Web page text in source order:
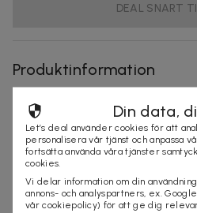
DEAL SNART
Produktinformation
Storlek: 17.5cm + 3cm kedja
Vikt: 7g
Stendetaljer: Zirkon
Material: 24K guldpläterat
Villkor
Frakt tillkommer
Din data,
Let’s deal använder cookies för att
personalisera vår tjänst och anpassa
fortsätta använda våra tjänster
cookies.
Vi delar information om din
annons- och analyspartners, ex.
vår cookiepolicy) för att ge dig